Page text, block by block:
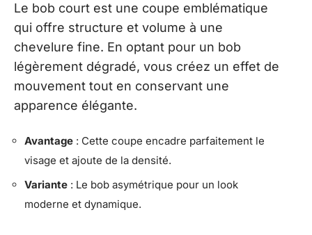
Le bob court est une coupe emblématique
qui offre structure et volume à une
chevelure fine. En optant pour un bob
légèrement dégradé, vous créez un effet de
mouvement tout en conservant une
apparence élégante.
Avantage : Cette coupe encadre parfaitement le
visage et ajoute de la densité.
Variante : Le bob asymétrique pour un look
moderne et dynamique.